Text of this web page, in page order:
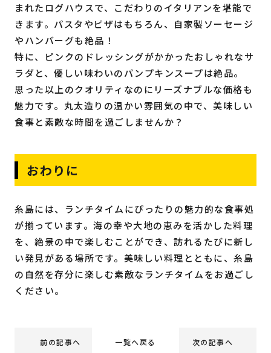
まれたログハウスで、こだわりのイタリアンを堪能で
きます。パスタやピザはもちろん、自家製ソーセージ
やハンバーグも絶品！
特に、ピンクのドレッシングがかかったおしゃれなサ
ラダと、優しい味わいのパンプキンスープは絶品。
思った以上のクオリティなのにリーズナブルな価格も
魅力です。丸太造りの温かい雰囲気の中で、美味しい
食事と素敵な時間を過ごしませんか？
おわりに
糸島には、ランチタイムにぴったりの魅力的な食事処
が揃っています。海の幸や大地の恵みを活かした料理
を、絶景の中で楽しむことができ、訪れるたびに新し
い発見がある場所です。美味しい料理とともに、糸島
の自然を存分に楽しむ素敵なランチタイムをお過ごし
ください。
前の記事へ 一覧へ戻る 次の記事へ